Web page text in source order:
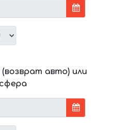
авто) или